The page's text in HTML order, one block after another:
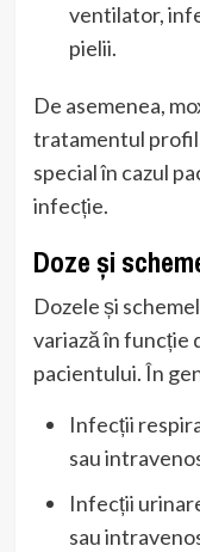
ventilator,
pielii.
De asemenea,
tratamentul
special în cazul
infecție.
Doze și
Dozele și
variază în funcție
pacientului. În
Infecții
sau
Infecții
sau